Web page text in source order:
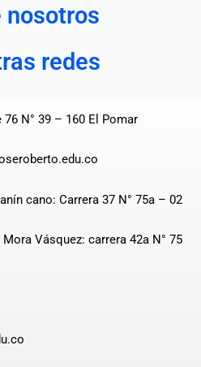
nosotros
redes
N° 39 – 160 El Pomar
cano: Carrera 37 N° 75a – 02
Vásquez: carrera 42a N° 75